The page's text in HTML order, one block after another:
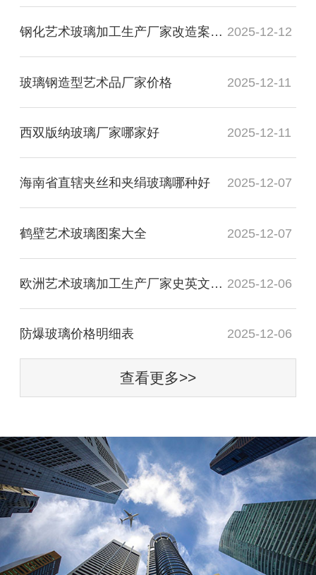
钢化艺术玻璃加工生产厂家改造案例图 2025-12-12
玻璃钢造型艺术品厂家价格 2025-12-11
西双版纳玻璃厂家哪家好 2025-12-11
海南省直辖夹丝和夹绢玻璃哪种好 2025-12-07
鹤壁艺术玻璃图案大全 2025-12-07
欧洲艺术玻璃加工生产厂家史英文名词解释 2025-12-06
防爆玻璃价格明细表 2025-12-06
查看更多>>